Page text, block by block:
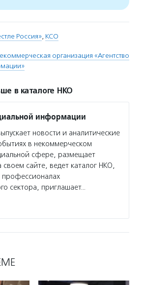
Россия», КСО
организация «Агентство
в каталоге НКО
информации
новости и аналитические
в некоммерческом
сфере, размещает
сайте, ведет каталог НКО,
профессионалах
сектора, приглашает…